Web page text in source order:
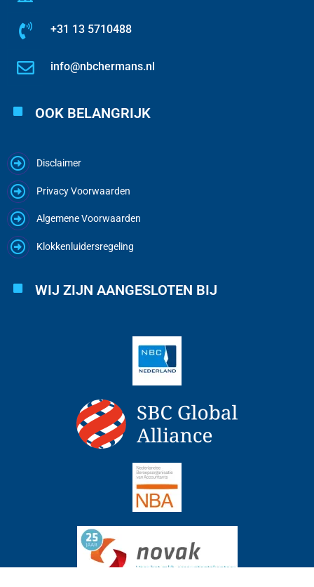
+31 13 5710488
info@nbchermans.nl
OOK BELANGRIJK
Disclaimer
Privacy Voorwaarden
Algemene Voorwaarden
Klokkenluidersregeling
WIJ ZIJN AANGESLOTEN BIJ